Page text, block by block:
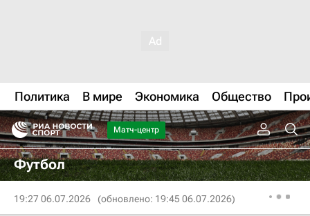
Политика В мире Экономика Общество
Матч-центр
Футбол
19:27 06.07.2026 (обновлено: 19:45 06.07.2026)